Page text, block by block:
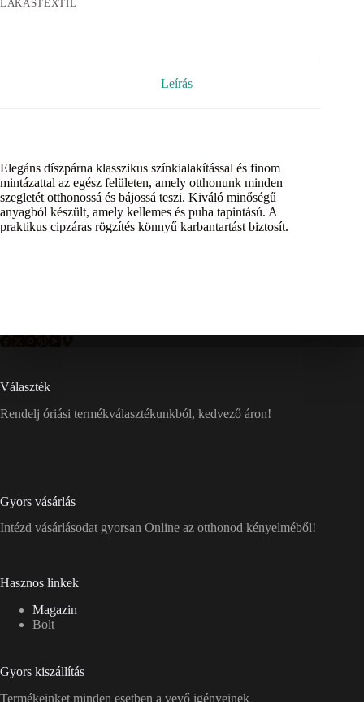
LAKÁSTEXTIL
Leírás
Elegáns díszpárna klasszikus színkialakítással és finom
mintázattal az egész felületen, amely otthonunk minden
szegletét otthonossá és bájossá teszi. Kiváló minőségű
anyagból készült, amely kellemes és puha tapintású. A
praktikus cipzáras rögzítés könnyű karbantartást biztosít.
Választék
Rendelj óriási termékválasztékunkból, kedvező áron!
Gyors vásárlás
Intézd vásárlásodat gyorsan Online az otthonod kényelméből!
Hasznos linkek
Magazin
Bolt
Gyors kiszállítás
Termékeinket minden esetben a vevő igényeinek